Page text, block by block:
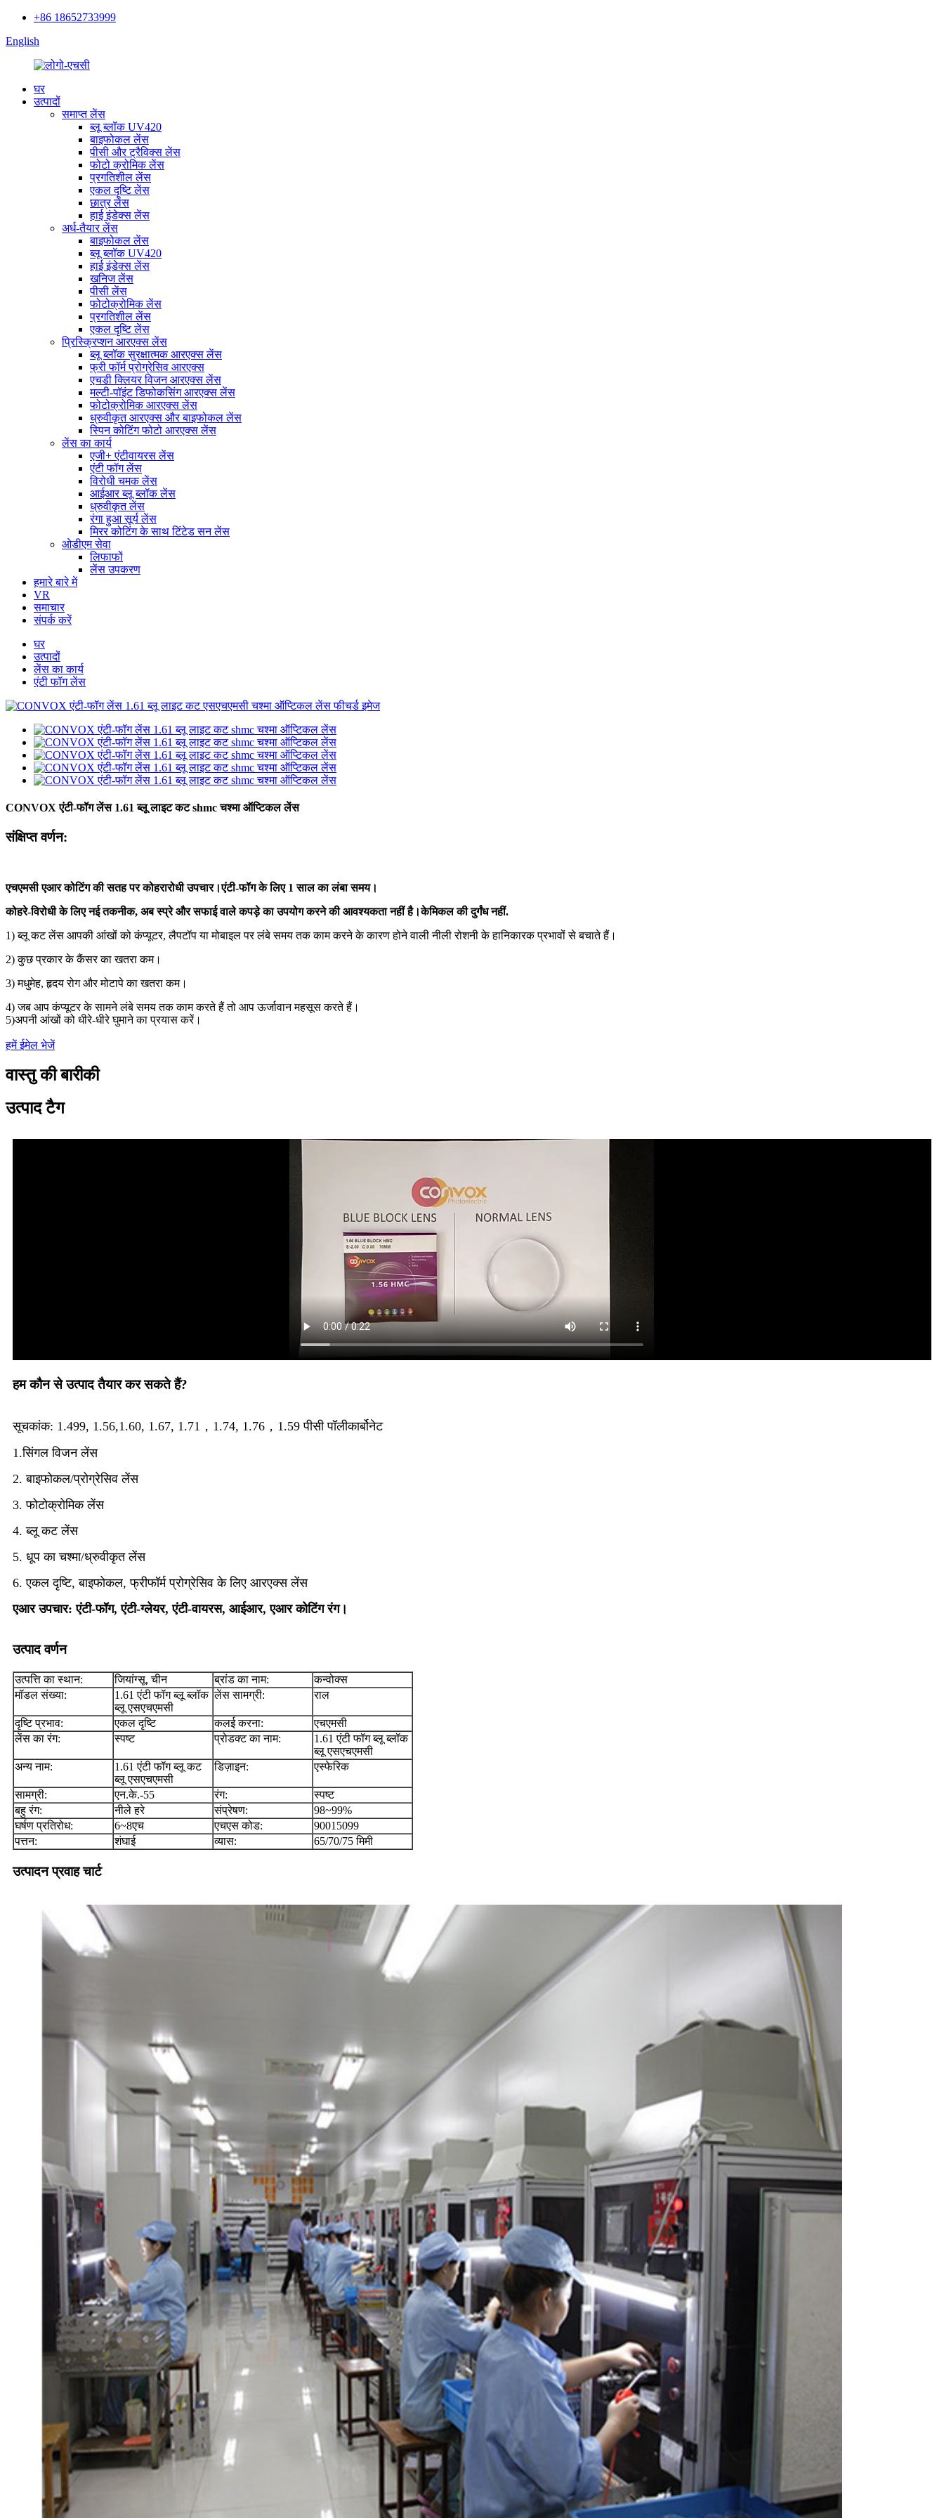
+86 18652733999
English
घर
उत्पादों
समाप्त लेंस
ब्लू ब्लॉक UV420
बाइफोकल लेंस
पीसी और ट्रैविक्स लेंस
फोटो क्रोमिक लेंस
प्रगतिशील लेंस
एकल दृष्टि लेंस
छात्र लेंस
हाई इंडेक्स लेंस
अर्ध-तैयार लेंस
बाइफोकल लेंस
ब्लू ब्लॉक UV420
हाई इंडेक्स लेंस
खनिज लेंस
पीसी लेंस
फोटोक्रोमिक लेंस
प्रगतिशील लेंस
एकल दृष्टि लेंस
प्रिस्क्रिप्शन आरएक्स लेंस
ब्लू ब्लॉक सुरक्षात्मक आरएक्स लेंस
फ्री फॉर्म प्रोग्रेसिव आरएक्स
एचडी क्लियर विजन आरएक्स लेंस
मल्टी-पॉइंट डिफोकसिंग आरएक्स लेंस
फोटोक्रोमिक आरएक्स लेंस
ध्रुवीकृत आरएक्स और बाइफोकल लेंस
स्पिन कोटिंग फोटो आरएक्स लेंस
लेंस का कार्य
एजी+ एंटीवायरस लेंस
एंटी फॉग लेंस
विरोधी चमक लेंस
आईआर ब्लू ब्लॉक लेंस
ध्रुवीकृत लेंस
रंगा हुआ सूर्य लेंस
मिरर कोटिंग के साथ टिंटेड सन लेंस
ओडीएम सेवा
लिफाफों
लेंस उपकरण
हमारे बारे में
VR
समाचार
संपर्क करें
घर
उत्पादों
लेंस का कार्य
एंटी फॉग लेंस
CONVOX एंटी-फॉग लेंस 1.61 ब्लू लाइट कट shmc चश्मा ऑप्टिकल लेंस
संक्षिप्त वर्णन:
एचएमसी एआर कोटिंग की सतह पर कोहरारोधी उपचार।एंटी-फॉग के लिए 1 साल का लंबा समय।
कोहरे-विरोधी के लिए नई तकनीक, अब स्प्रे और सफाई वाले कपड़े का उपयोग करने की आवश्यकता नहीं है।केमिकल की दुर्गंध नहीं.
1) ब्लू कट लेंस आपकी आंखों को कंप्यूटर, लैपटॉप या मोबाइल पर लंबे समय तक काम करने के कारण होने वाली नीली रोशनी के हानिकारक प्रभावों से बचाते हैं।
2) कुछ प्रकार के कैंसर का खतरा कम।
3) मधुमेह, हृदय रोग और मोटापे का खतरा कम।
4) जब आप कंप्यूटर के सामने लंबे समय तक काम करते हैं तो आप ऊर्जावान महसूस करते हैं।
5)अपनी आंखों को धीरे-धीरे घुमाने का प्रयास करें।
हमें ईमेल भेजें
वास्तु की बारीकी
उत्पाद टैग
हम कौन से उत्पाद तैयार कर सकते हैं?
सूचकांक: 1.499, 1.56,1.60, 1.67, 1.71，1.74, 1.76，1.59 पीसी पॉलीकार्बोनेट
1.सिंगल विजन लेंस
2. बाइफोकल/प्रोग्रेसिव लेंस
3. फोटोक्रोमिक लेंस
4. ब्लू कट लेंस
5. धूप का चश्मा/ध्रुवीकृत लेंस
6. एकल दृष्टि, बाइफोकल, फ्रीफॉर्म प्रोग्रेसिव के लिए आरएक्स लेंस
एआर उपचार: एंटी-फॉग, एंटी-ग्लेयर, एंटी-वायरस, आईआर, एआर कोटिंग रंग।
उत्पाद वर्णन
उत्पत्ति का स्थान: जियांग्सू, चीन ब्रांड का नाम:
कन्वोक्स
मॉडल संख्या:
1.61 एंटी फॉग ब्लू ब्लॉक
ब्लू एसएचएमसी
लेंस सामग्री: राल
दृष्टि प्रभाव: एकल दृष्टि कलई करना:
एचएमसी
लेंस का रंग:
स्पष्ट प्रोडक्ट का नाम:
1.61 एंटी फॉग ब्लू ब्लॉक
ब्लू एसएचएमसी
अन्य नाम:
1.61 एंटी फॉग ब्लू कट
ब्लू एसएचएमसी
डिज़ाइन: एस्फेरिक
सामग्री: एन.के.-55 रंग:
स्पष्ट
बहु रंग:
नीले हरे संप्रेषण:
98~99%
घर्षण प्रतिरोध:
6~8एच एचएस कोड:
90015099
पत्तन:
शंघाई व्यास: 65/70/75 मिमी
उत्पादन प्रवाह चार्ट